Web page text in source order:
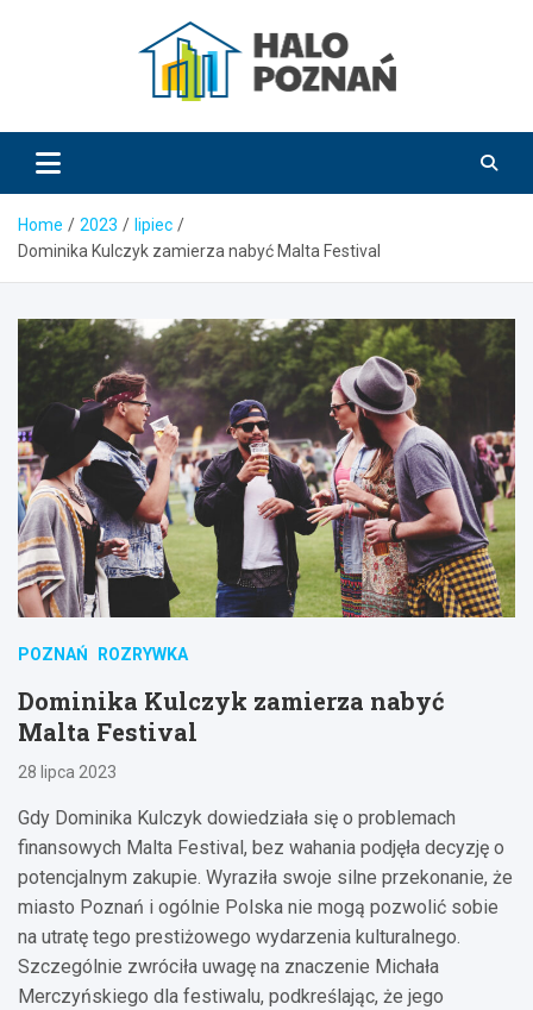
HaloPoznań.pl
Home 2023
lipiec
Dominika Kulczyk zamierza nabyć Malta Festival
POZNAŃ ROZRYWKA
Dominika Kulczyk zamierza nabyć
Malta Festival
28 lipca 2023
Gdy Dominika Kulczyk dowiedziała się o problemach
finansowych Malta Festival, bez wahania podjęła decyzję o
potencjalnym zakupie. Wyraziła swoje silne przekonanie, że
miasto Poznań i ogólnie Polska nie mogą pozwolić sobie
na utratę tego prestiżowego wydarzenia kulturalnego.
Szczególnie zwróciła uwagę na znaczenie Michała
Merczyńskiego dla festiwalu, podkreślając, że jego